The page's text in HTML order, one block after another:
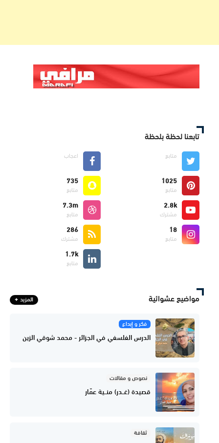
تابعنا لحظة بلحظة
متابع اعجاب
1025
متابع
735
متابع
2.8k
مشترك
7.3m
متابع
18
متابع
286
مشترك
1.7k
متابع
مواضيع عشوائية المزيد
فكر و إبداع
الدرس الفلسفي في الجزائر - محمد شوقي الزين
نصوص و مقالات
قصيدة (غــدر) منــية عمّار
ثقافة